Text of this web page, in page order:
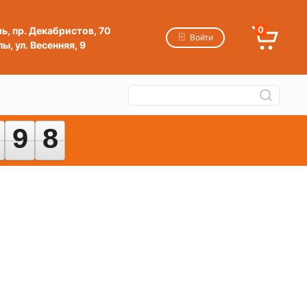
пр. Декабристов, 70
ул. Весенняя, 9
Войти
0
9
9 8
8